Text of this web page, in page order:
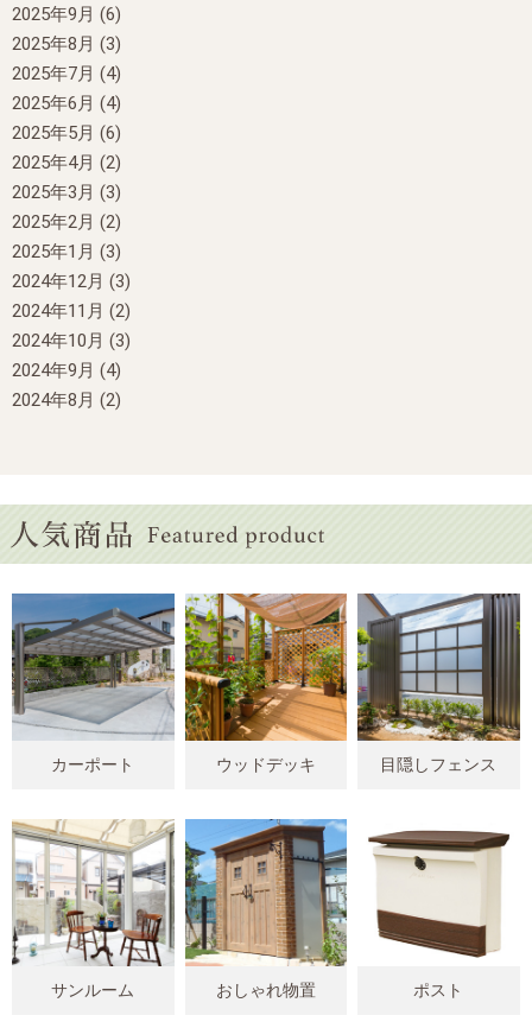
2025年9月 (6)
2025年8月 (3)
2025年7月 (4)
2025年6月 (4)
2025年5月 (6)
2025年4月 (2)
2025年3月 (3)
2025年2月 (2)
2025年1月 (3)
2024年12月 (3)
2024年11月 (2)
2024年10月 (3)
2024年9月 (4)
2024年8月 (2)
カーポート ウッドデッキ 目隠しフェンス
サンルーム おしゃれ物置 ポスト